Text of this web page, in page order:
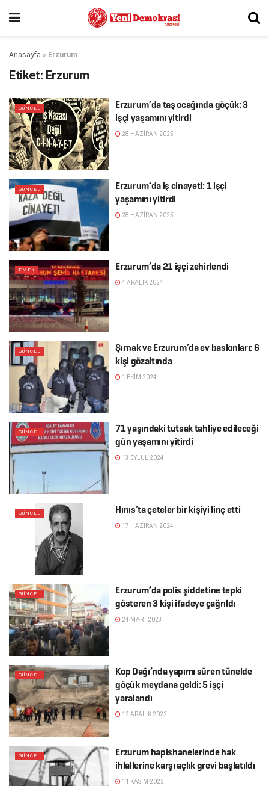
Anasayfa » Erzurum
Etiket: Erzurum
GÜNCEL
Erzurum’da taş ocağında göçük: 3
işçi yaşamını yitirdi
28 HAZIRAN 2025
GÜNCEL
Erzurum’da iş cinayeti: 1 işçi
yaşamını yitirdi
28 HAZIRAN 2025
EMEK Erzurum’da 21 işçi zehirlendi
4 ARALIK 2024
GÜNCEL
Şırnak ve Erzurum’da ev baskınları: 6
kişi gözaltında
1 EKIM 2024
GÜNCEL
71 yaşındaki tutsak tahliye edileceği
gün yaşamını yitirdi
13 EYLÜL 2024
GÜNCEL Hınıs’ta çeteler bir kişiyi linç etti
17 HAZIRAN 2024
GÜNCEL
Erzurum’da polis şiddetine tepki
gösteren 3 kişi ifadeye çağrıldı
24 MART 2023
GÜNCEL
Kop Dağı’nda yapımı süren tünelde
göçük meydana geldi: 5 işçi
yaralandı
12 ARALIK 2022
GÜNCEL
Erzurum hapishanelerinde hak
ihlallerine karşı açlık grevi başlatıldı
11 KASIM 2022